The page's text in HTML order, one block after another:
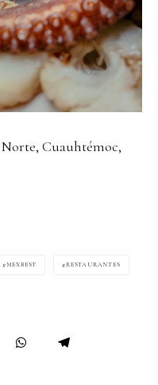
Cuauhtémoc,
MEXBEST RESTAURANTES